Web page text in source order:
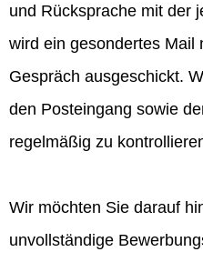
und Rücksprache mit der
wird ein gesondertes Mail
Gespräch ausgeschickt.
den Posteingang sowie
regelmäßig zu
Wir möchten Sie darauf
unvollständige